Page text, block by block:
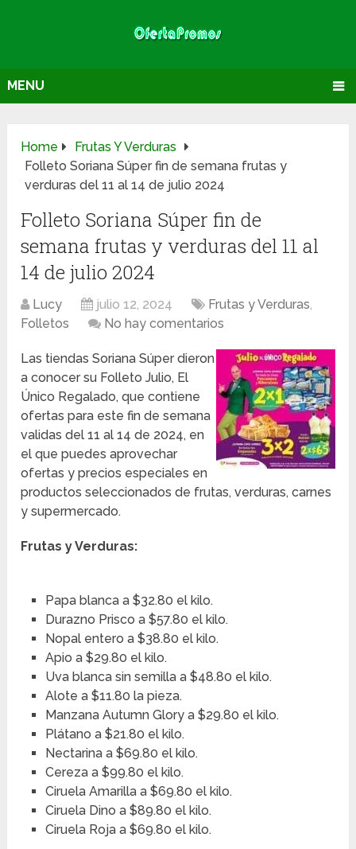
MENU
Home
Frutas Y Verduras
Folleto Soriana Súper fin de semana frutas y
verduras del 11 al 14 de julio 2024
Folleto Soriana Súper fin de
semana frutas y verduras del 11 al
14 de julio 2024
Lucy julio 12, 2024 Frutas y Verduras,
Folletos
No hay comentarios
Las tiendas Soriana Súper dieron
a conocer su Folleto Julio, El
Único Regalado, que contiene
ofertas para este fin de semana
validas del 11 al 14 de 2024, en
el que puedes aprovechar
ofertas y precios especiales en
productos seleccionados de frutas, verduras, carnes
y supermercado.
Frutas y Verduras:
Papa blanca a $32.80 el kilo.
Durazno Prisco a $57.80 el kilo.
Nopal entero a $38.80 el kilo.
Apio a $29.80 el kilo.
Uva blanca sin semilla a $48.80 el kilo.
Alote a $11.80 la pieza.
Manzana Autumn Glory a $29.80 el kilo.
Plátano a $21.80 el kilo.
Nectarina a $69.80 el kilo.
Cereza a $99.80 el kilo.
Ciruela Amarilla a $69.80 el kilo.
Ciruela Dino a $89.80 el kilo.
Ciruela Roja a $69.80 el kilo.